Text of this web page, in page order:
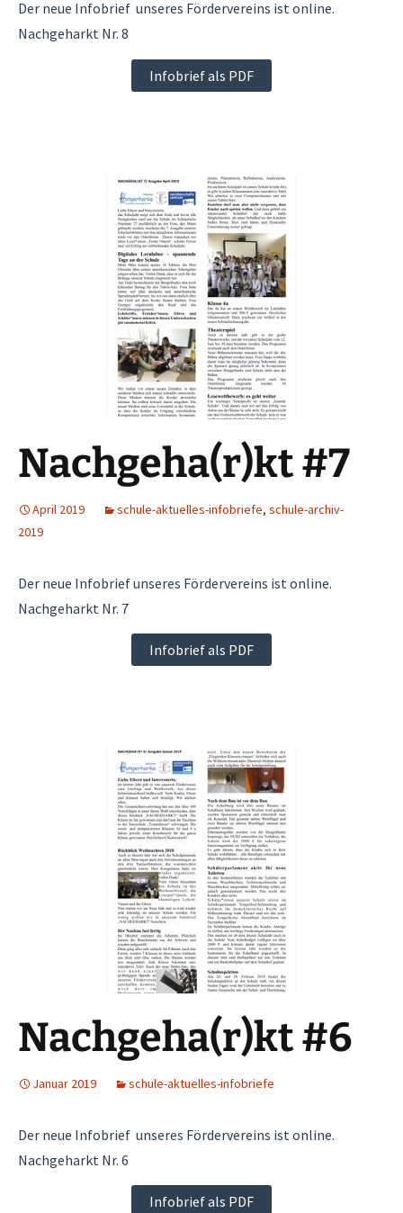
Der neue Infobrief unseres Fördervereins ist online.
Nachgeharkt Nr. 8
Infobrief als PDF
Nachgeha(r)kt #7
April 2019 schule-aktuelles-infobriefe, schule-archiv-
2019
Der neue Infobrief unseres Fördervereins ist online.
Nachgeharkt Nr. 7
Infobrief als PDF
Nachgeha(r)kt #6
Januar 2019 schule-aktuelles-infobriefe
Der neue Infobrief unseres Fördervereins ist online.
Nachgeharkt Nr. 6
Infobrief als PDF